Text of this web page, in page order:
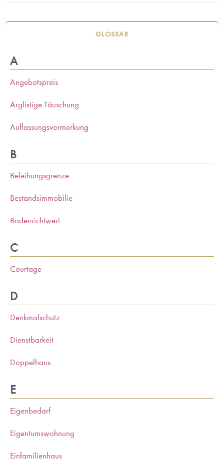
GLOSSAR
A
Angebotspreis
Arglistige Täuschung
Auflassungsvormerkung
B
Beleihungsgrenze
Bestandsimmobilie
Bodenrichtwert
C
Courtage
D
Denkmalschutz
Dienstbarkeit
Doppelhaus
E
Eigenbedarf
Eigentumswohnung
Einfamilienhaus